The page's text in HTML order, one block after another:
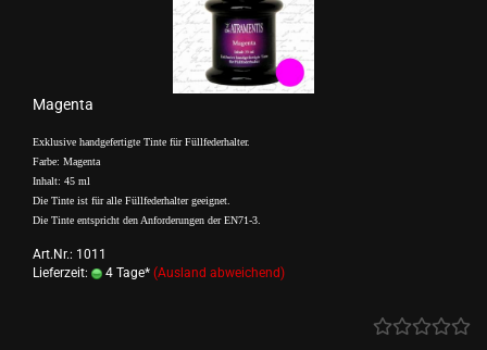
Magenta
Exklusive handgefertigte Tinte für Füllfederhalter.
Farbe: Magenta
Inhalt: 45 ml
Die Tinte ist für alle Füllfederhalter geeignet.
Die Tinte entspricht den Anforderungen der EN71-3.
Art.Nr.: 1011
Lieferzeit:
4 Tage* (Ausland abweichend)